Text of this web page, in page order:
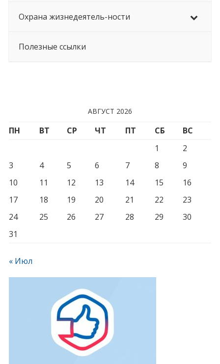
Охрана жизнедеятель-ности
Полезные ссылки
АВГУСТ 2026
ПН ВТ СР ЧТ ПТ СБ
ВС
1
2
3
4 5 6 7 8
9
10
11 12 13 14 15
16
17
18 19 20 21 22
23
24
25 26 27 28 29
30
31
« Июл